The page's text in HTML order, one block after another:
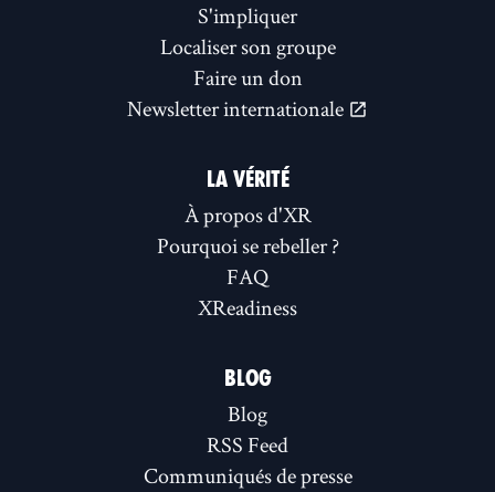
S'impliquer
Localiser son groupe
Faire un don
Newsletter internationale
LA VÉRITÉ
À propos d'XR
Pourquoi se rebeller ?
FAQ
XReadiness
BLOG
Blog
RSS Feed
Communiqués de presse